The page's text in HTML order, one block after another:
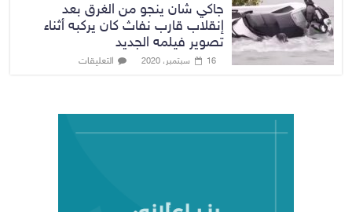
جاكي شان ينجو من الغرق بعد
إنقلاب قارب نفاث كان يركبه أثناء
تصوير فيلمه الجديد
16 سبتمبر، 2020 التعليقات